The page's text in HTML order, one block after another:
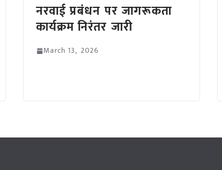
नरवाई प्रबंधन पर जागरूकता
कार्यक्रम निरंतर जारी
March 13, 2026